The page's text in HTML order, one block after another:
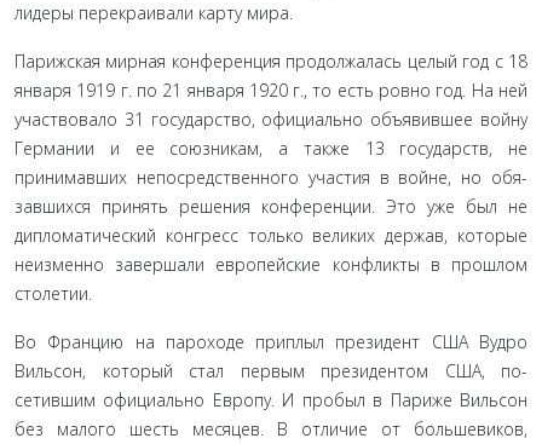
лидеры перекраивали карту мира.
Парижская мирная конференция продолжалась целый год с 18
января 1919 г. по 21 января 1920 г., то есть ровно год. На ней
участвовало 31 государство, официально объявившее войну
Германии и ее союзникам, а также 13 государств, не
принимавших непосредственного участия в войне, но обя­
завшихся принять решения конференции. Это уже был не
дипломатический конгресс только великих держав, которые
неизменно завершали европейские конфликты в прошлом
столетии.
Во Францию на пароходе приплыл президент США Ву­дро
Вильсон, который стал первым президентом США, по­
сетившим официально Европу. И пробыл в Париже Виль­сон
без малого шесть месяцев. В отличие от большевиков,